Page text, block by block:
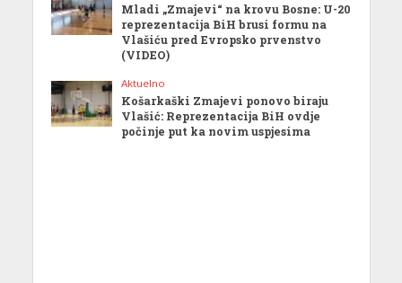
Mladi „Zmajevi“ na krovu Bosne: U-20
reprezentacija BiH brusi formu na
Vlašiću pred Evropsko prvenstvo
(VIDEO)
Aktuelno
Košarkaški Zmajevi ponovo biraju
Vlašić: Reprezentacija BiH ovdje
počinje put ka novim uspjesima